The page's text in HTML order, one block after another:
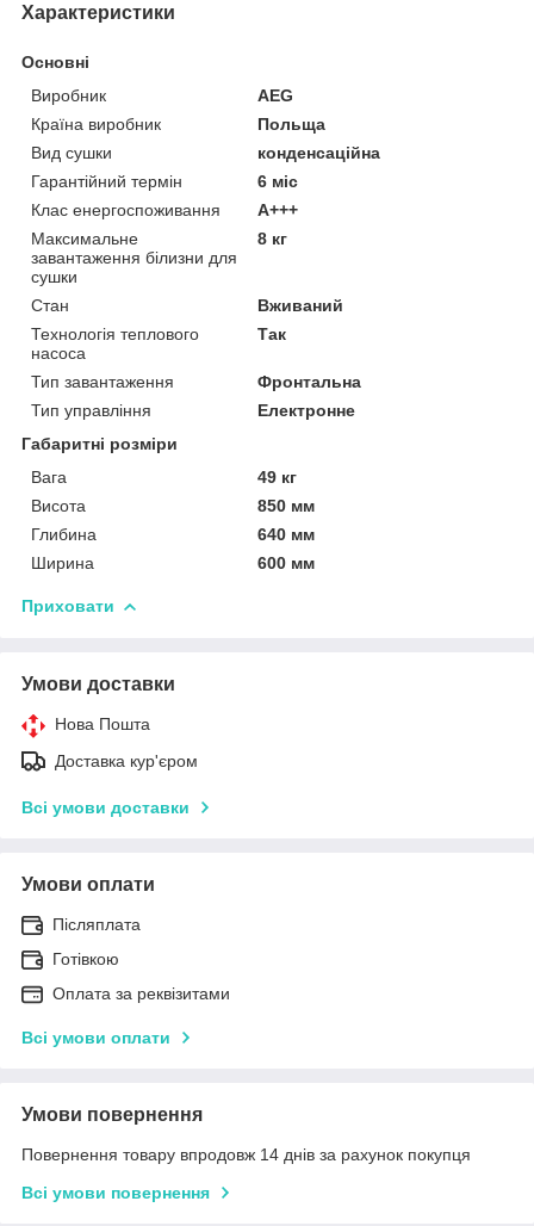
Характеристики
Основні
Виробник
AEG
Країна виробник
Польща
Вид сушки
конденсаційна
Гарантійний термін
6 міс
Клас енергоспоживання
A+++
Максимальне
завантаження білизни для
сушки
8 кг
Стан
Вживаний
Технологія теплового
насоса
Так
Тип завантаження
Фронтальна
Тип управління
Електронне
Габаритні розміри
Вага
49 кг
Висота
850 мм
Глибина
640 мм
Ширина
600 мм
Приховати
Умови доставки
Нова Пошта
Доставка кур'єром
Всі умови доставки
Умови оплати
Післяплата
Готівкою
Оплата за реквізитами
Всі умови оплати
Умови повернення
Повернення товару впродовж 14 днів за рахунок покупця
Всі умови повернення